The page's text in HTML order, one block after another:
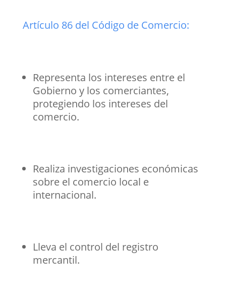
Artículo 86 del Código de Comercio:
Representa los intereses entre el
Gobierno y los comerciantes,
protegiendo los intereses del
comercio.
Realiza investigaciones económicas
sobre el comercio local e
internacional.
Lleva el control del registro
mercantil.